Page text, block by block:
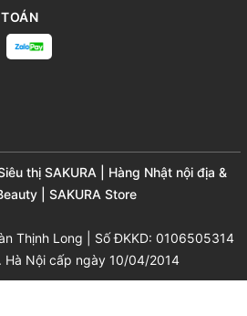
thị SAKURA | Hàng Nhật nội địa &
| SAKURA Store
Thịnh Long | Số ĐKKD: 0106505314
Hà Nội cấp ngày 10/04/2014